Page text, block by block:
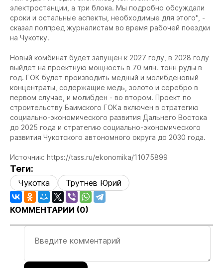
электростанции, а три блока. Мы подробно обсуждали
сроки и остальные аспекты, необходимые для этого", -
сказал полпред журналистам во время рабочей поездки
на Чукотку.
Новый комбинат будет запущен к 2027 году, в 2028 году
выйдет на проектную мощность в 70 млн. тонн руды в
год. ГОК будет производить медный и молибденовый
концентраты, содержащие медь, золото и серебро в
первом случае, и молибден - во втором. Проект по
строительству Баимского ГОКа включен в стратегию
социально-экономического развития Дальнего Востока
до 2025 года и стратегию социально-экономического
развития Чукотского автономного округа до 2030 года.
Источник: https://tass.ru/ekonomika/11075899
Теги:
Чукотка Трутнев Юрий
КОММЕНТАРИИ (0)